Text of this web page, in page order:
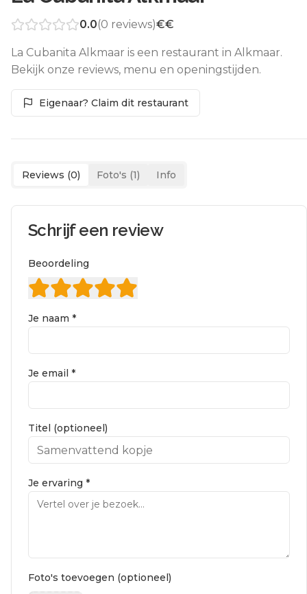
0.0(0 reviews)€€
La Cubanita Alkmaar is een restaurant in Alkmaar.
Bekijk onze reviews, menu en openingstijden.
Eigenaar? Claim dit restaurant
Reviews (0) Foto's (1) Info
Schrijf een review
Beoordeling
Je naam *
Je email *
Titel (optioneel)
Je ervaring *
Foto's toevoegen (optioneel)